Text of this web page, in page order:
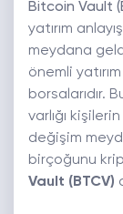
Bitcoin Vault
yatırım
meydana
önemli
borsalarıdır.
varlığı
değişim
birçoğunu
Vault (BTCV)